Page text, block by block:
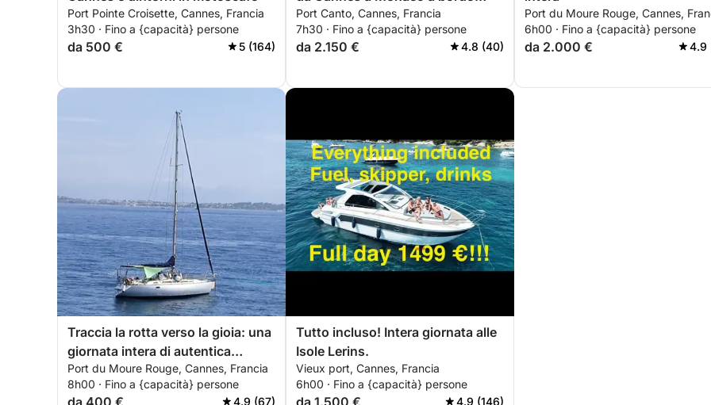
Port Pointe Croisette, Cannes, Francia
3h30 · Fino a {capacità} persone
da 500 € 5 (164)
della Sessa C48
Port Canto, Cannes, Francia
7h30 · Fino a {capacità} persone
da 2.150 € 4.8 (40)
Port du Moure Rouge, Cannes,
6h00 · Fino a {capacità} persone
da 2.000 € 4.9
Traccia la rotta verso la gioia: una
giornata intera di autentica
navigazione a vela a Cannes su
una barca a vela.
Port du Moure Rouge, Cannes, Francia
8h00 · Fino a {capacità} persone
da 400 € 4.9 (67)
Tutto incluso! Intera giornata alle
Isole Lerins.
Vieux port, Cannes, Francia
6h00 · Fino a {capacità} persone
da 1.500 € 4.9 (146)